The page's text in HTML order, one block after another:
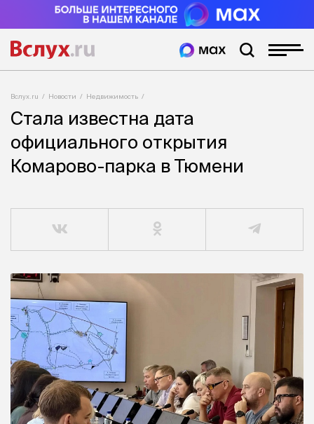
Вслух.ru Новости Недвижимость
Стала известна дата
официального открытия
Комарово-парка в Тюмени